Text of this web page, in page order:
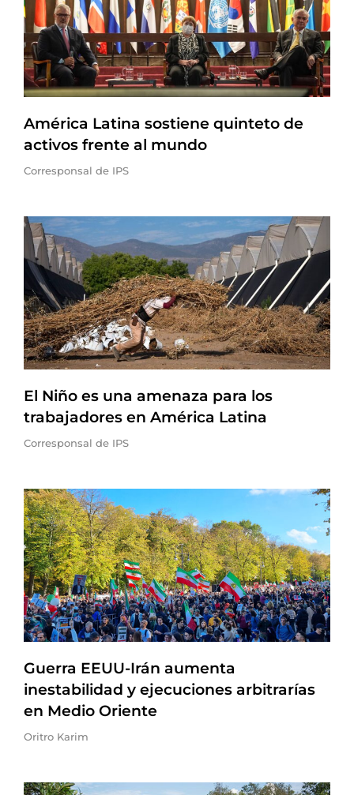
América Latina sostiene quinteto de
activos frente al mundo
Corresponsal de IPS
El Niño es una amenaza para los
trabajadores en América Latina
Corresponsal de IPS
Guerra EEUU-Irán aumenta
inestabilidad y ejecuciones arbitrarías
en Medio Oriente
Oritro Karim